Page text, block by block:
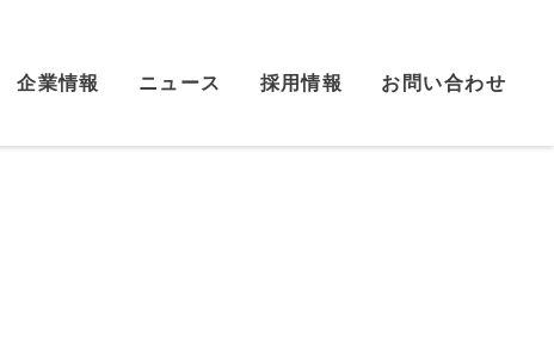
企業情報 ニュース 採用情報 お問い合わせ